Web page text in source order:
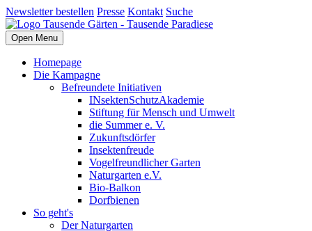
Newsletter bestellen Presse Kontakt Suche
Open Menu
Homepage
Die Kampagne
Befreundete Initiativen
INsektenSchutzAkademie
Stiftung für Mensch und Umwelt
die Summer e. V.
Zukunftsdörfer
Insektenfreude
Vogelfreundlicher Garten
Naturgarten e.V.
Bio-Balkon
Dorfbienen
So geht's
Der Naturgarten